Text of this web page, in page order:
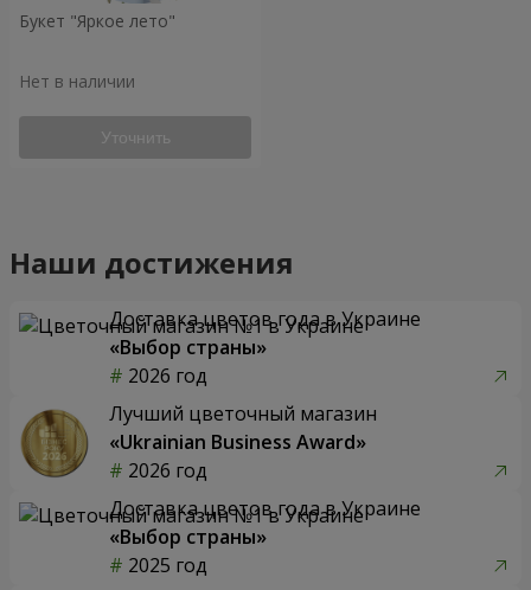
Букет "Яркое лето"
Нет в наличии
Уточнить
Наши достижения
Доставка цветов года в Украине
«Выбор страны»
2026 год
Лучший цветочный магазин
«Ukrainian Business Award»
2026 год
Доставка цветов года в Украине
«Выбор страны»
2025 год